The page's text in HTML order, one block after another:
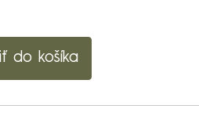
do košíka